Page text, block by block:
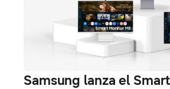
Samsung lanza el